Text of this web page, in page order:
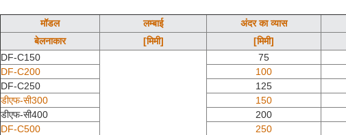
मॉडल लम्बाई अंदर का व्यास
बेलनाकार
[मिमी] [मिमी]
DF-C150
75
DF-C200
100
DF-C250
125
डीएफ-सी300
150
डीएफ-सी400
200
DF-C500
250